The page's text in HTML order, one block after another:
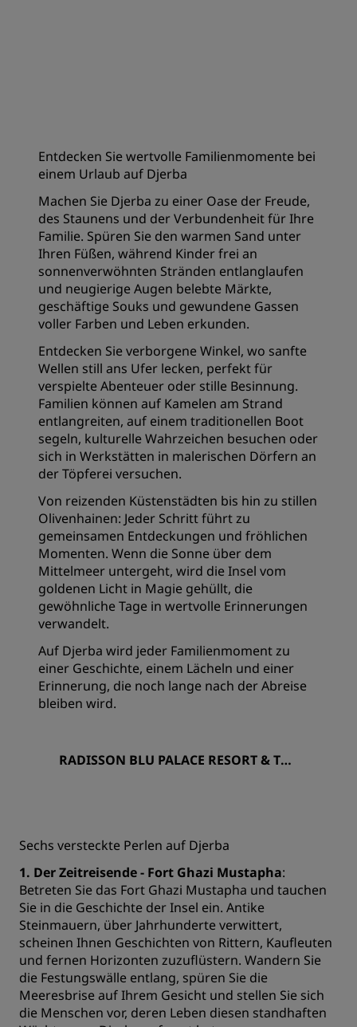
Entdecken Sie wertvolle Familienmomente bei
einem Urlaub auf Djerba
Machen Sie Djerba zu einer Oase der Freude,
des Staunens und der Verbundenheit für Ihre
Familie. Spüren Sie den warmen Sand unter
Ihren Füßen, während Kinder frei an
sonnenverwöhnten Stränden entlanglaufen
und neugierige Augen belebte Märkte,
geschäftige Souks und gewundene Gassen
voller Farben und Leben erkunden.
Entdecken Sie verborgene Winkel, wo sanfte
Wellen still ans Ufer lecken, perfekt für
verspielte Abenteuer oder stille Besinnung.
Familien können auf Kamelen am Strand
entlangreiten, auf einem traditionellen Boot
segeln, kulturelle Wahrzeichen besuchen oder
sich in Werkstätten in malerischen Dörfern an
der Töpferei versuchen.
Von reizenden Küstenstädten bis hin zu stillen
Olivenhainen: Jeder Schritt führt zu
gemeinsamen Entdeckungen und fröhlichen
Momenten. Wenn die Sonne über dem
Mittelmeer untergeht, wird die Insel vom
goldenen Licht in Magie gehüllt, die
gewöhnliche Tage in wertvolle Erinnerungen
verwandelt.
Auf Djerba wird jeder Familienmoment zu
einer Geschichte, einem Lächeln und einer
Erinnerung, die noch lange nach der Abreise
bleiben wird.
RADISSON BLU PALACE RESORT & THA
Sechs versteckte Perlen auf Djerba
1. Der Zeitreisende - Fort Ghazi Mustapha:
Betreten Sie das Fort Ghazi Mustapha und tauchen
Sie in die Geschichte der Insel ein. Antike
Steinmauern, über Jahrhunderte verwittert,
scheinen Ihnen Geschichten von Rittern, Kaufleuten
und fernen Horizonten zuzuflüstern. Wandern Sie
die Festungswälle entlang, spüren Sie die
Meeresbrise auf Ihrem Gesicht und stellen Sie sich
die Menschen vor, deren Leben diesen standhaften